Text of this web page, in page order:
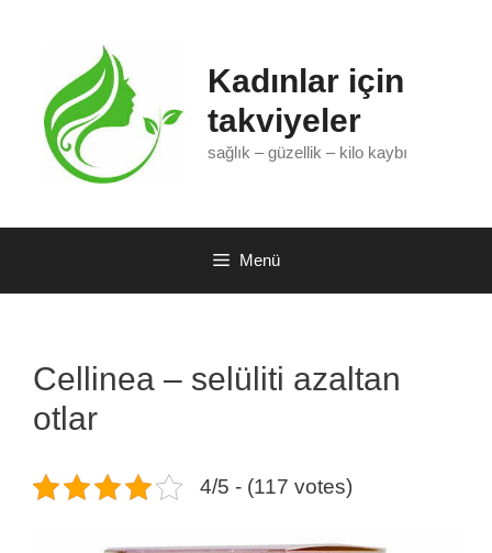
Kadınlar için
takviyeler
sağlık – güzellik – kilo kaybı
Menü
Cellinea – selüliti azaltan
otlar
4/5 - (117 votes)